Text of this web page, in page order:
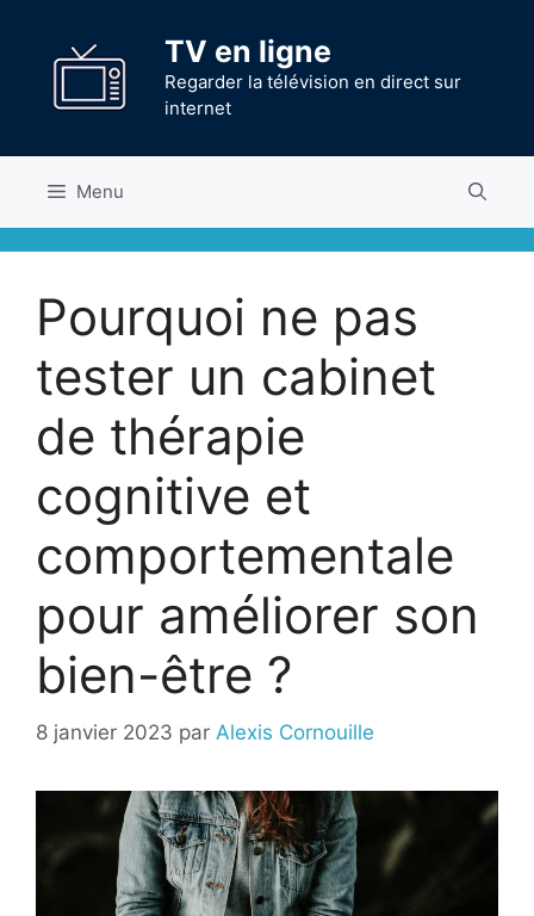
contenu
TV en ligne
Regarder la télévision en direct sur
internet
Menu
Pourquoi ne pas
tester un cabinet
de thérapie
cognitive et
comportementale
pour améliorer son
bien-être ?
8 janvier 2023 par Alexis Cornouille